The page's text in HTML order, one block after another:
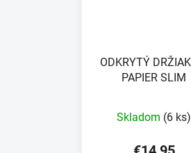
ODKRYTÝ
PAPIER SLIM
Skladom (6 ks)